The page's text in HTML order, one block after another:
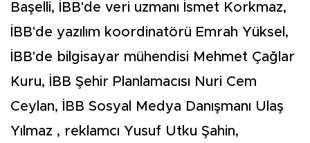
Başelli, İBB'de veri uzmanı İsmet Korkmaz,
İBB'de yazılım koordinatörü Emrah Yüksel,
İBB'de bilgisayar mühendisi Mehmet Çağlar
Kuru, İBB Şehir Planlamacısı Nuri Cem
Ceylan, İBB Sosyal Medya Danışmanı Ulaş
Yılmaz , reklamcı Yusuf Utku Şahin,